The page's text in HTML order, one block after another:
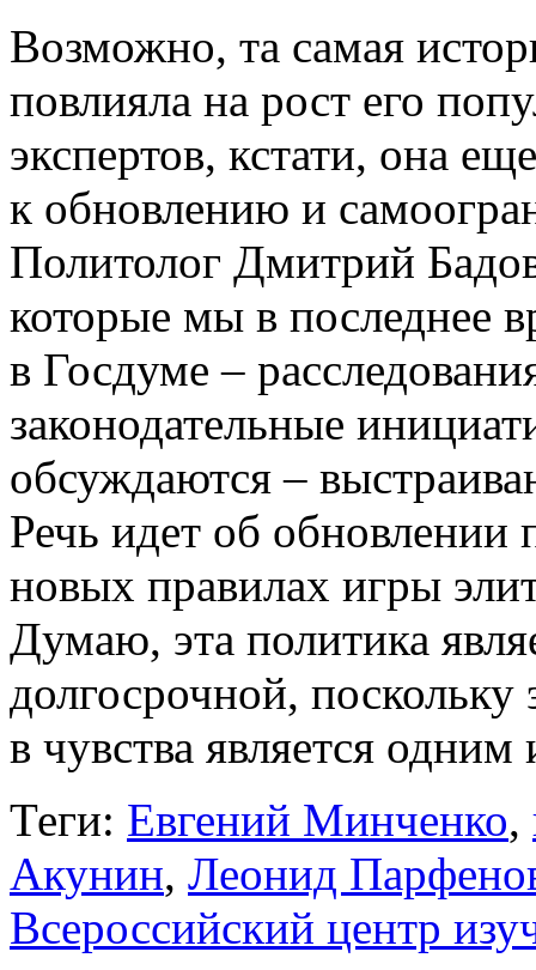
Возможно, та самая
повлияла на рост его
экспертов, кстати, она
к обновлению и
Политолог Дмитрий
которые мы в последнее
в Госдуме –
законодательные
обсуждаются –
Речь идет об обновлении
новых правилах игры
Думаю, эта политика
долгосрочной, поскольку
в чувства является
Теги: Евгений Минченко,
Акунин, Леонид
Всероссийский центр